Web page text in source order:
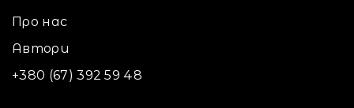
Про нас
Автори
+380 (67) 392 59 48